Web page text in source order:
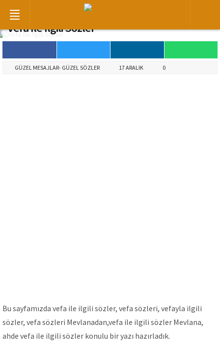
Vefa İle İlgili Sözler
GÜZEL MESAJLAR- GÜZEL SÖZLER 17 ARALIK 0
Bu sayfamızda vefa ile ilgili sözler, vefa sözleri, vefayla ilgili
sözler, vefa sözleri Mevlanadan,vefa ile ilgili sözler Mevlana,
ahde vefa ile ilgili sözler konulu bir yazı hazırladık.